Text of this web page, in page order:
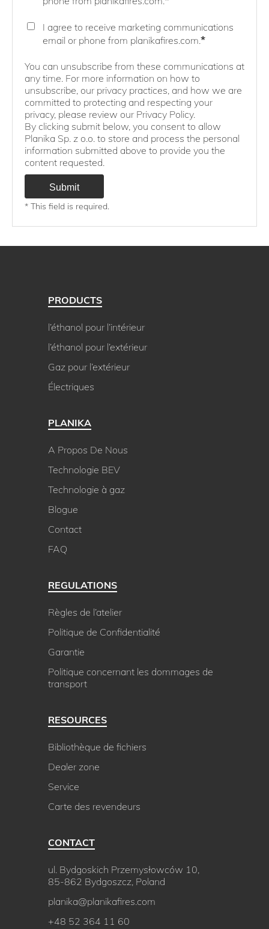
I agree to receive marketing communications
email or phone from planikafires.com.*
You can unsubscribe from these communications at
any time. For more information on how to
unsubscribe, our privacy practices, and how we are
committed to protecting and respecting your
privacy, please review our Privacy Policy.
By clicking submit below, you consent to allow
Planika Sp. z o.o. to store and process the personal
information submitted above to provide you the
content requested.
* This field is required.
PRODUCTS
l’éthanol pour l’intérieur
l’éthanol pour l’extérieur
Gaz pour l’extérieur
Électriques
PLANIKA
A Propos De Nous
Technologie BEV
Technologie à gaz
Blogue
Contact
FAQ
REGULATIONS
Règles de l’atelier
Politique de Confidentialité
Garantie
Politique concernant les dommages de
transport
RESOURCES
Bibliothèque de fichiers
Dealer zone
Service
Carte des revendeurs
CONTACT
ul. Bydgoskich Przemysłowców 10,
85-862 Bydgoszcz, Poland
planika@planikafires.com
+48 52 364 11 60